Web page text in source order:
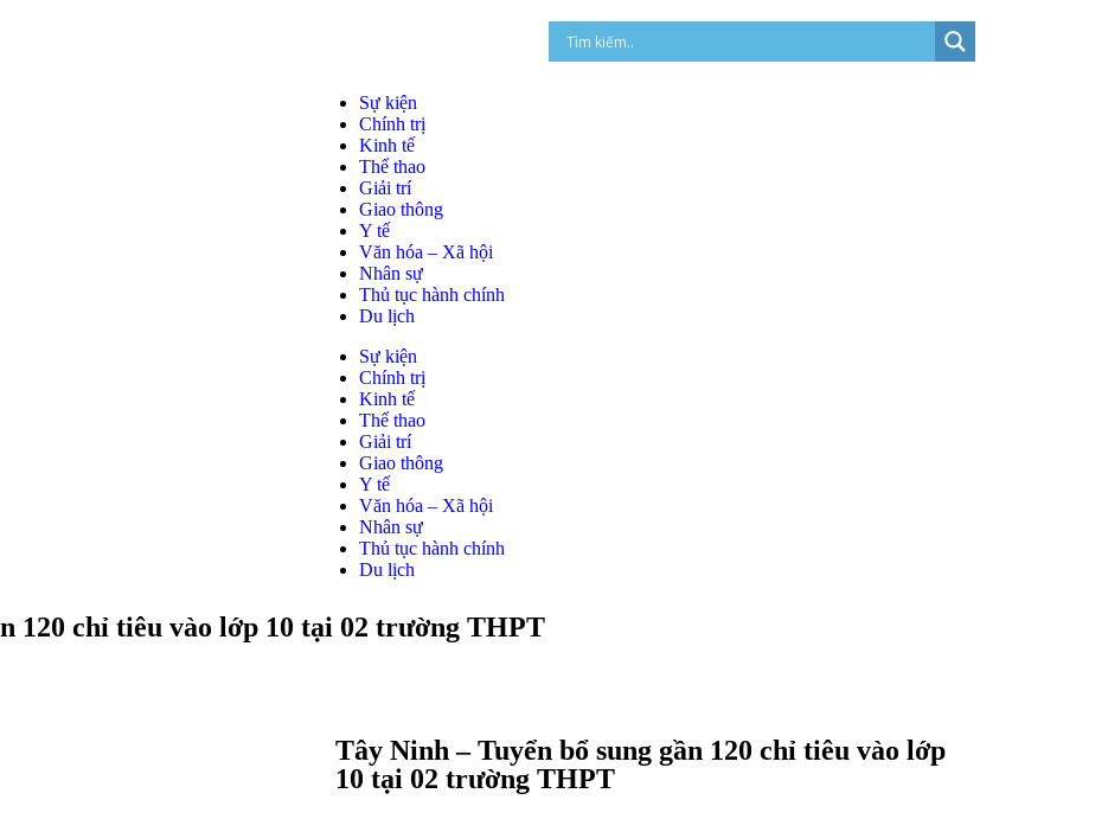
Sự kiện
Chính trị
Kinh tế
Thể thao
Giải trí
Giao thông
Y tế
Văn hóa – Xã hội
Nhân sự
Thủ tục hành chính
Du lịch
Sự kiện
Chính trị
Kinh tế
Thể thao
Giải trí
Giao thông
Y tế
Văn hóa – Xã hội
Nhân sự
Thủ tục hành chính
Du lịch
120 chỉ tiêu vào lớp 10 tại 02 trường THPT
Tây Ninh – Tuyển bổ sung gần 120 chỉ tiêu vào lớp
10 tại 02 trường THPT